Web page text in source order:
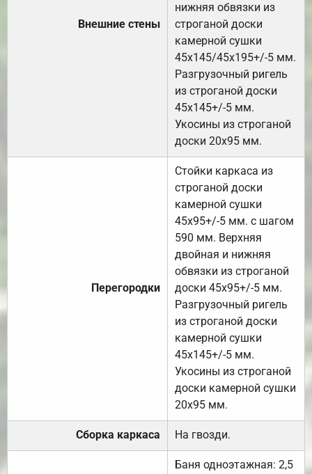
Внешние стены
нижняя обвязки из
строганой доски
камерной сушки
45х145/45х195+/-5 мм.
Разгрузочный ригель
из строганой доски
45х145+/-5 мм.
Укосины из строганой
доски 20х95 мм.
Перегородки
Стойки каркаса из
строганой доски
камерной сушки
45х95+/-5 мм. с шагом
590 мм. Верхняя
двойная и нижняя
обвязки из строганой
доски 45х95+/-5 мм.
Разгрузочный ригель
из строганой доски
камерной сушки
45х145+/-5 мм.
Укосины из строганой
доски камерной сушки
20х95 мм.
Сборка каркаса На гвозди.
Баня одноэтажная: 2,5